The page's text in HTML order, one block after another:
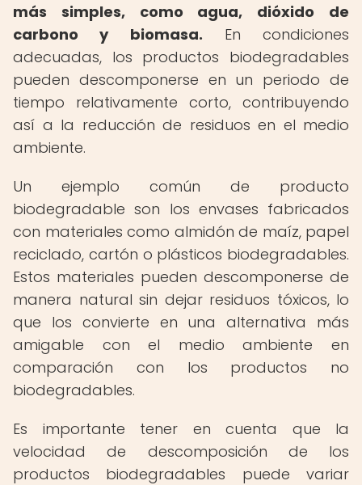
más simples, como agua, dióxido de
carbono y biomasa. En condiciones
adecuadas, los productos biodegradables
pueden descomponerse en un periodo de
tiempo relativamente corto, contribuyendo
así a la reducción de residuos en el medio
ambiente.
Un ejemplo común de producto
biodegradable son los envases fabricados
con materiales como almidón de maíz, papel
reciclado, cartón o plásticos biodegradables.
Estos materiales pueden descomponerse de
manera natural sin dejar residuos tóxicos, lo
que los convierte en una alternativa más
amigable con el medio ambiente en
comparación con los productos no
biodegradables.
Es importante tener en cuenta que la
velocidad de descomposición de los
productos biodegradables puede variar